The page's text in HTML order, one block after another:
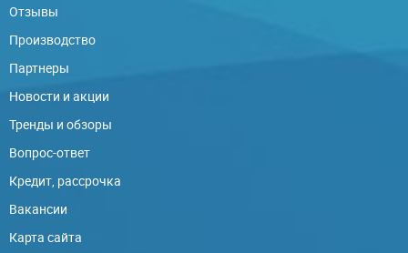
Отзывы
Производство
Партнеры
Новости и акции
Тренды и обзоры
Вопрос-ответ
Кредит, рассрочка
Вакансии
Карта сайта